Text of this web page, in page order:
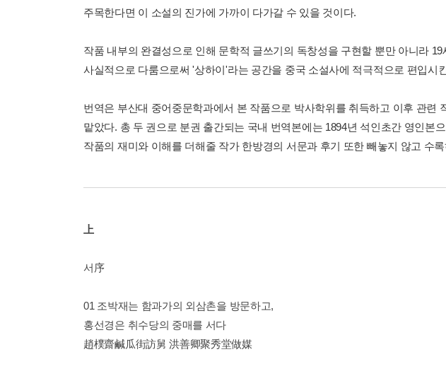
주목한다면 이 소설의 진가에 가까이 다가갈 수 있을 것이다.
작품 내부의 완결성으로 인해 문학적 글쓰기의 독창성을 구현할 뿐만 아니라
사실적으로 다룸으로써 '상하이'라는 공간을 중국 소설사에 적극적으로 편입시
번역은 부산대 중어중문학과에서 본 작품으로 박사학위를 취득하고 이후 관련
맡았다. 총 두 권으로 분권 출간되는 국내 번역본에는 1894년 석인초간 영인본
작품의 재미와 이해를 더해줄 작가 한방경의 서문과 후기 또한 빼놓지 않고 수
上
서序
01 조박재는 함과가의 외삼촌을 방문하고,
홍선경은 취수당의 중매를 서다
趙樸齋鹹瓜街訪舅 洪善卿聚秀堂做媒